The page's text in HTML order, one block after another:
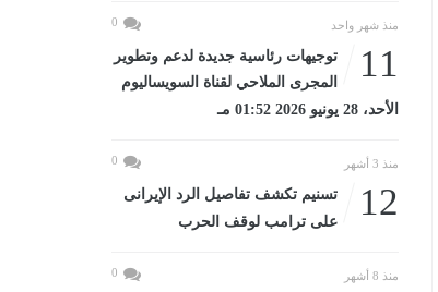
منذ شهر واحد 0
11
توجيهات رئاسية جديدة لدعم وتطوير
المجرى الملاحي لقناة السويساليوم
الأحد، 28 يونيو 2026 01:52 مـ
منذ 3 أشهر 0
12
تسنيم تكشف تفاصيل الرد الإيرانى
على ترامب لوقف الحرب
منذ 8 أشهر 0